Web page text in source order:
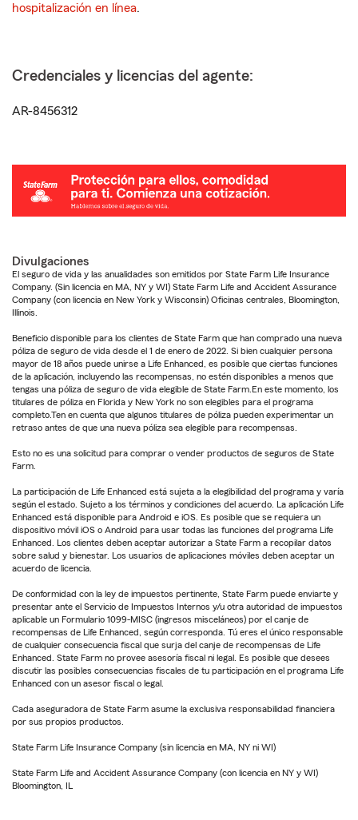
hospitalización en línea.
Credenciales y licencias del agente:
AR-8456312
Divulgaciones
El seguro de vida y las anualidades son emitidos por State Farm Life Insurance
Company. (Sin licencia en MA, NY y WI) State Farm Life and Accident Assurance
Company (con licencia en New York y Wisconsin) Oficinas centrales, Bloomington,
Illinois.
Beneficio disponible para los clientes de State Farm que han comprado una nueva
póliza de seguro de vida desde el 1 de enero de 2022. Si bien cualquier persona
mayor de 18 años puede unirse a Life Enhanced, es posible que ciertas funciones
de la aplicación, incluyendo las recompensas, no estén disponibles a menos que
tengas una póliza de seguro de vida elegible de State Farm.En este momento, los
titulares de póliza en Florida y New York no son elegibles para el programa
completo.Ten en cuenta que algunos titulares de póliza pueden experimentar un
retraso antes de que una nueva póliza sea elegible para recompensas.
Esto no es una solicitud para comprar o vender productos de seguros de State
Farm.
La participación de Life Enhanced está sujeta a la elegibilidad del programa y varía
según el estado. Sujeto a los términos y condiciones del acuerdo. La aplicación Life
Enhanced está disponible para Android e iOS. Es posible que se requiera un
dispositivo móvil iOS o Android para usar todas las funciones del programa Life
Enhanced. Los clientes deben aceptar autorizar a State Farm a recopilar datos
sobre salud y bienestar. Los usuarios de aplicaciones móviles deben aceptar un
acuerdo de licencia.
De conformidad con la ley de impuestos pertinente, State Farm puede enviarte y
presentar ante el Servicio de Impuestos Internos y/u otra autoridad de impuestos
aplicable un Formulario 1099-MISC (ingresos misceláneos) por el canje de
recompensas de Life Enhanced, según corresponda. Tú eres el único responsable
de cualquier consecuencia fiscal que surja del canje de recompensas de Life
Enhanced. State Farm no provee asesoría fiscal ni legal. Es posible que desees
discutir las posibles consecuencias fiscales de tu participación en el programa Life
Enhanced con un asesor fiscal o legal.
Cada aseguradora de State Farm asume la exclusiva responsabilidad financiera
por sus propios productos.
State Farm Life Insurance Company (sin licencia en MA, NY ni WI)
State Farm Life and Accident Assurance Company (con licencia en NY y WI)
Bloomington, IL